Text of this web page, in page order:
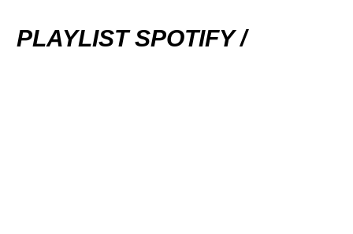
PLAYLIST SPOTIFY /